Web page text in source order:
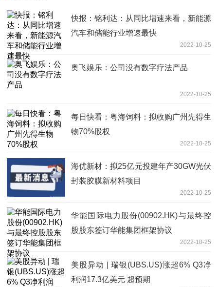
快报：铭利达：从同比增速来看，新能源
汽车和储能行业增速最快
2022-10-25
奥飞娱乐：公司没有数字疗法产品
2022-10-25
每日快看：粤海饲料：拟收购广州先得生
物70%股权
2022-10-25
海优新材：拟25亿元投建年产30GW光伏
封装胶膜新材料项目
2022-10-25
华能国际电力股份(00902.HK)与最终控
股股东签订华能集团框架协议
2022-10-25
美股异动 | 瑞银(UBS.US)涨超6% Q3净
利润17.3亿美元 超预期